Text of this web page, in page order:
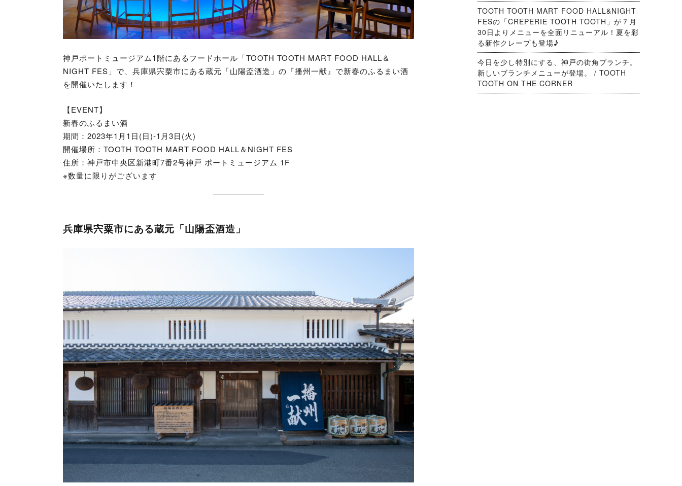
神戸ポートミュージアム1階にあるフードホール「TOOTH TOOTH MART FOOD HALL＆
NIGHT FES」で、兵庫県宍粟市にある蔵元「山陽盃酒造」の『播州一献』で新春のふるまい酒
を開催いたします！
【EVENT】
新春のふるまい酒
期間：2023年1月1日(日)-1月3日(火)
開催場所：TOOTH TOOTH MART FOOD HALL＆NIGHT FES
住所：神戸市中央区新港町7番2号神戸 ポートミュージアム 1F
※数量に限りがございます
兵庫県宍粟市にある蔵元「山陽盃酒造」
TOOTH TOOTH MART FOOD HALL&NIGHT
FESの「CREPERIE TOOTH TOOTH」が７月
30日よりメニューを全面リニューアル！夏を彩
る新作クレープも登場♪
今日を少し特別にする、神戸の街角ブランチ。
新しいブランチメニューが登場。 / TOOTH
TOOTH ON THE CORNER